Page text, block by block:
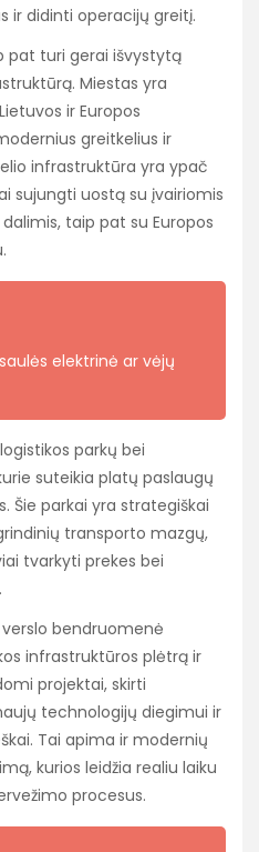
ir didinti operacijų greitį.
pat turi gerai išvystytą
Miestas yra
ir Europos
greitkelius ir
infrastruktūra yra ypač
sujungti uostą su įvairiomis
taip pat su Europos
elektrinė ar vėjų
parkų bei
suteikia platų paslaugų
Šie parkai yra strategiškai
transporto mazgų,
tvarkyti prekes bei
bendruomenė
infrastruktūros plėtrą ir
projektai, skirti
technologijų diegimui ir
Tai apima ir modernių
kurios leidžia realiu laiku
procesus.